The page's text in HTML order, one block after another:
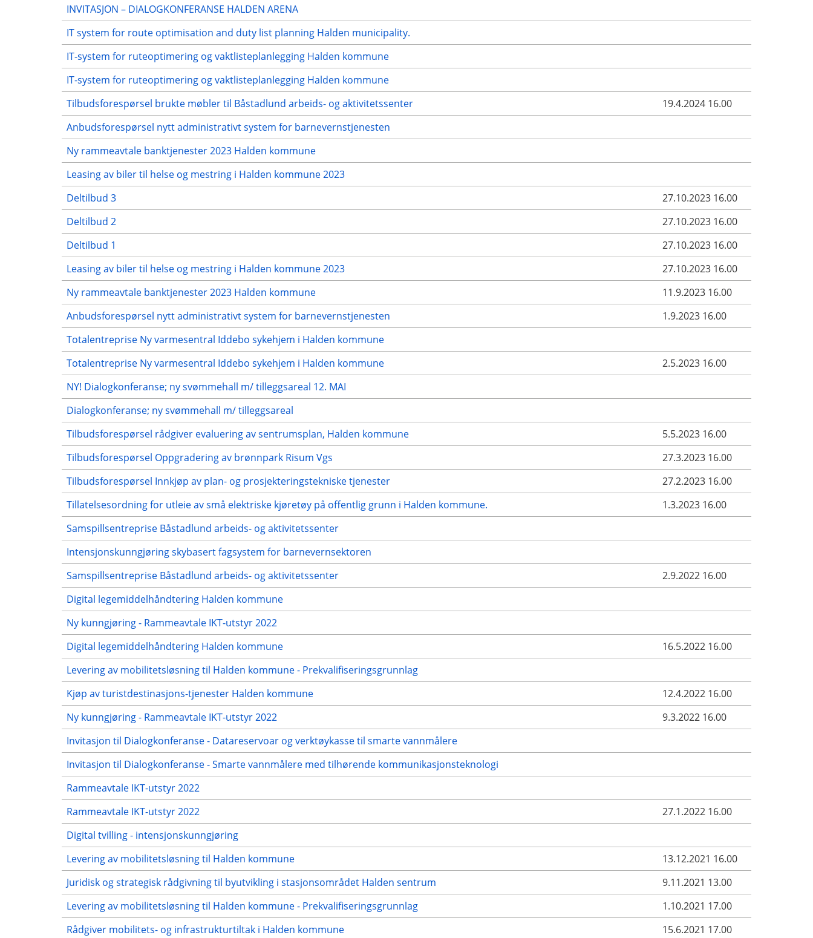
INVITASJON – DIALOGKONFERANSE HALDEN ARENA
IT system for route optimisation and duty list planning Halden municipality.
IT-system for ruteoptimering og vaktlisteplanlegging Halden kommune
IT-system for ruteoptimering og vaktlisteplanlegging Halden kommune
Tilbudsforespørsel brukte møbler til Båstadlund arbeids- og aktivitetssenter
19.4.2024 16.00
Anbudsforespørsel nytt administrativt system for barnevernstjenesten
Ny rammeavtale banktjenester 2023 Halden kommune
Leasing av biler til helse og mestring i Halden kommune 2023
Deltilbud 3
27.10.2023 16.00
Deltilbud 2
27.10.2023 16.00
Deltilbud 1
27.10.2023 16.00
Leasing av biler til helse og mestring i Halden kommune 2023
27.10.2023 16.00
Ny rammeavtale banktjenester 2023 Halden kommune
11.9.2023 16.00
Anbudsforespørsel nytt administrativt system for barnevernstjenesten
1.9.2023 16.00
Totalentreprise Ny varmesentral Iddebo sykehjem i Halden kommune
Totalentreprise Ny varmesentral Iddebo sykehjem i Halden kommune
2.5.2023 16.00
NY! Dialogkonferanse; ny svømmehall m/ tilleggsareal 12. MAI
Dialogkonferanse; ny svømmehall m/ tilleggsareal
Tilbudsforespørsel rådgiver evaluering av sentrumsplan, Halden kommune
5.5.2023 16.00
Tilbudsforespørsel Oppgradering av brønnpark Risum Vgs
27.3.2023 16.00
Tilbudsforespørsel Innkjøp av plan- og prosjekteringstekniske tjenester
27.2.2023 16.00
Tillatelsesordning for utleie av små elektriske kjøretøy på offentlig grunn i Halden kommune.
1.3.2023 16.00
Samspillsentreprise Båstadlund arbeids- og aktivitetssenter
Intensjonskunngjøring skybasert fagsystem for barnevernsektoren
Samspillsentreprise Båstadlund arbeids- og aktivitetssenter
2.9.2022 16.00
Digital legemiddelhåndtering Halden kommune
Ny kunngjøring - Rammeavtale IKT-utstyr 2022
Digital legemiddelhåndtering Halden kommune
16.5.2022 16.00
Levering av mobilitetsløsning til Halden kommune - Prekvalifiseringsgrunnlag
Kjøp av turistdestinasjons-tjenester Halden kommune
12.4.2022 16.00
Ny kunngjøring - Rammeavtale IKT-utstyr 2022
9.3.2022 16.00
Invitasjon til Dialogkonferanse - Datareservoar og verktøykasse til smarte vannmålere
Invitasjon til Dialogkonferanse - Smarte vannmålere med tilhørende kommunikasjonsteknologi
Rammeavtale IKT-utstyr 2022
Rammeavtale IKT-utstyr 2022
27.1.2022 16.00
Digital tvilling - intensjonskunngjøring
Levering av mobilitetsløsning til Halden kommune
13.12.2021 16.00
Juridisk og strategisk rådgivning til byutvikling i stasjonsområdet Halden sentrum
9.11.2021 13.00
Levering av mobilitetsløsning til Halden kommune - Prekvalifiseringsgrunnlag
1.10.2021 17.00
Rådgiver mobilitets- og infrastrukturtiltak i Halden kommune
15.6.2021 17.00